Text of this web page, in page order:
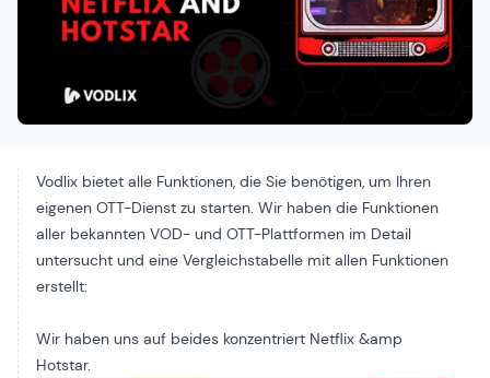
Vodlix bietet alle Funktionen, die Sie benötigen, um Ihren
eigenen OTT-Dienst zu starten. Wir haben die Funktionen
aller bekannten VOD- und OTT-Plattformen im Detail
untersucht und eine Vergleichstabelle mit allen Funktionen
erstellt:
Wir haben uns auf beides konzentriert Netflix &amp
Hotstar.